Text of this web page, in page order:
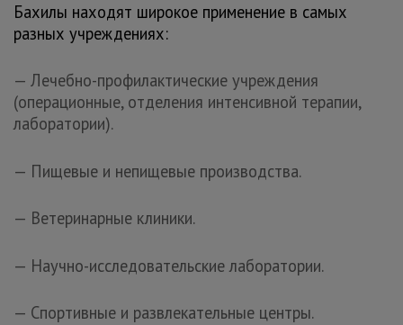
Бахилы находят широкое применение в самых
разных учреждениях:
— Лечебно-профилактические учреждения
(операционные, отделения интенсивной терапии,
лаборатории).
— Пищевые и непищевые производства.
— Ветеринарные клиники.
— Научно-исследовательские лаборатории.
— Спортивные и развлекательные центры.